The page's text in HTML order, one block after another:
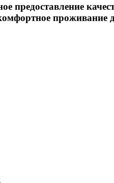
предоставление
проживание